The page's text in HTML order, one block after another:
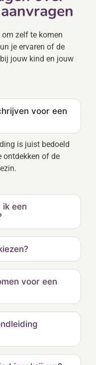
zelf te komen
je ervaren of de
jouw kind en jouw
voor een
is juist bedoeld
ontdekken of de
ik een
voor een